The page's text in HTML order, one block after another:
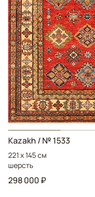
Kazakh / № 1533
221 x 145 см
шерсть
298 000 ₽